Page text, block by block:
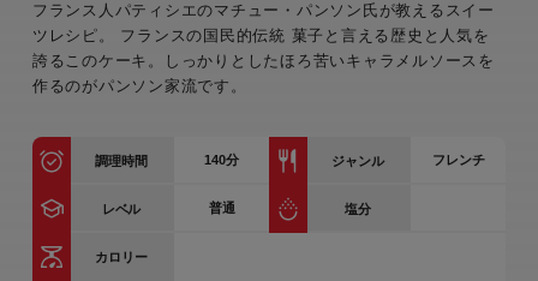
フランス人パティシエのマチュー・パンソン氏が教えるスイー
ツレシピ。 フランスの国民的伝統 菓子と言える歴史と人気を
誇るこのケーキ。しっかりとしたほろ苦いキャラメルソースを
作るのがパンソン家流です。
調理時間 140分 ジャンル フレンチ
レベル 普通 塩分
カロリー